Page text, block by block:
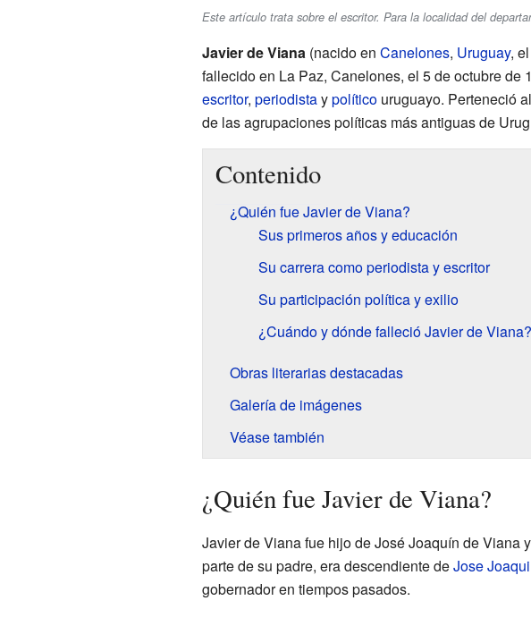
Este artículo trata sobre el escritor. Para la localidad del
Javier de Viana(nacido en Canelones, Uruguay,
fallecido en La Paz, Canelones, el 5 de octubre de
escritor, periodistaypolíticouruguayo. Perteneció
de las agrupaciones políticas más antiguas de
Contenido
¿Quién fue Javier de Viana?
Sus primeros años y educación
Su carrera como periodista y escritor
Su participación política y exilio
¿Cuándo y dónde falleció Javier de Viana?
Obras literarias destacadas
Galería de imágenes
Véase también
¿Quién fue Javier de Viana?
Javier de Viana fue hijo de José Joaquín de Viana
parte de su padre, era descendiente deJose
gobernador en tiempos pasados.